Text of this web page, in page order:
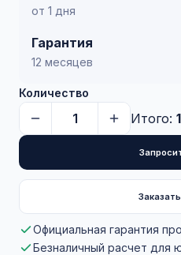
от 1 дня
Гарантия
12 месяцев
Количество
Итого:
Официальная гарантия
Безналичный расчет для